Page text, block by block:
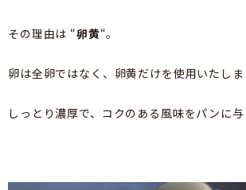
その理由は “卵黄“。
卵は全卵ではなく、卵黄だけを使用いたしま
しっとり濃厚で、コクのある風味をパンに与